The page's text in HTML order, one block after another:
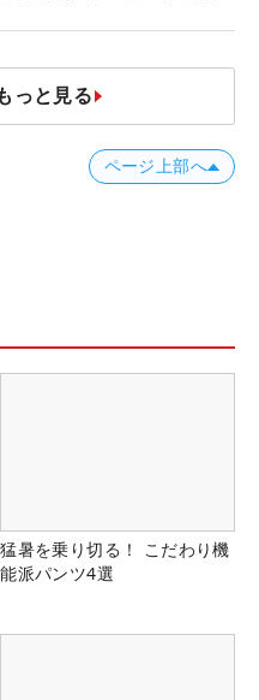
っと見る
ページ上部へ
猛暑を乗り切る！ こだわり機
能派パンツ4選